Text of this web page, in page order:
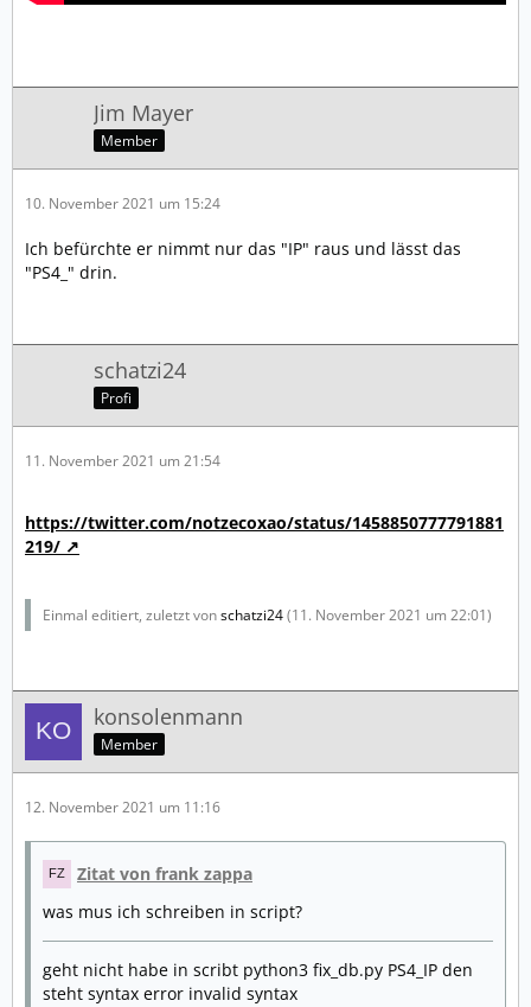
Jim Mayer
Member
10. November 2021 um 15:24
Ich befürchte er nimmt nur das "IP" raus und lässt das
"PS4_" drin.
schatzi24
Profi
11. November 2021 um 21:54
https://twitter.com/notzecoxao/status/1458850777791881
219/
Einmal editiert, zuletzt vonschatzi24(11. November 2021 um 22:01)
konsolenmann
Member
12. November 2021 um 11:16
Zitat von frank zappa
was mus ich schreiben in script?
geht nicht habe in scribt python3 fix_db.py PS4_IP den
steht syntax error invalid syntax